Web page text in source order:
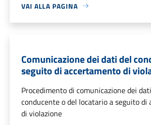
VAI ALLA PAGINA
Comunicazione dei dati del
seguito di accertamento di
Procedimento di comunicazione dei
conducente o del locatario a seguito di
di violazione